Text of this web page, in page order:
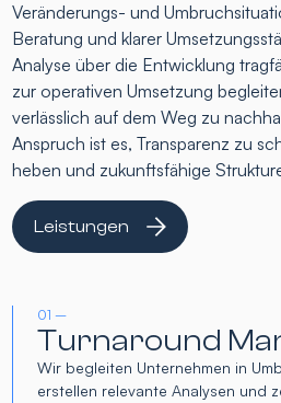
Veränderungs- und
Beratung und klarer
Analyse über die Entwicklung
zur operativen Umsetzung
verlässlich auf dem Weg zu
Anspruch ist es, Transparenz zu
heben und zukunftsfähige
Leistungen
01 –
Turnaround
Wir begleiten Unternehmen in
erstellen relevante Analysen und